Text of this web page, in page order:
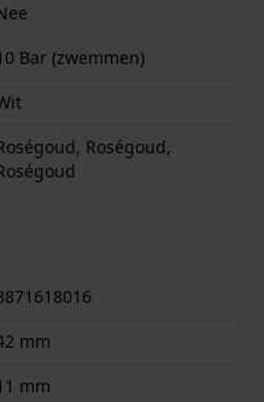
Bar (zwemmen)
Roségoud,
mm
mm